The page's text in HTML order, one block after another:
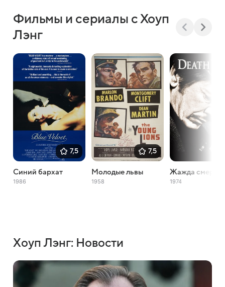
Фильмы и сериалы с Хоуп
Лэнг
7,5
Синий бархат
1986
7,5
Молодые львы
1958
Жажда смерти
1974
Хоуп Лэнг: Новости